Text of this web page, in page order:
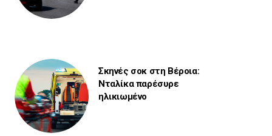
Σκηνές σοκ στη Βέροια:
Νταλίκα παρέσυρε
ηλικιωμένο